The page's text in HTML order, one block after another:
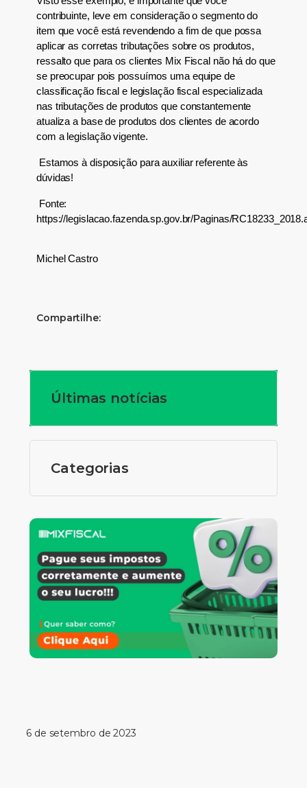
contribuinte, leve em consideração o segmento do
item que você está revendendo a fim de que possa
aplicar as corretas tributações sobre os produtos,
ressalto que para os clientes Mix Fiscal não há do que
se preocupar pois possuímos uma equipe de
classificação fiscal e legislação fiscal especializada
nas tributações de produtos que constantemente
atualiza a base de produtos dos clientes de acordo
com a legislação vigente.
Estamos à disposição para auxiliar referente às
dúvidas!
Fonte:
https://legislacao.fazenda.sp.gov.br/Paginas/
Michel Castro
Compartilhe:
Últimas notícias
Categorias
6 de setembro de 2023